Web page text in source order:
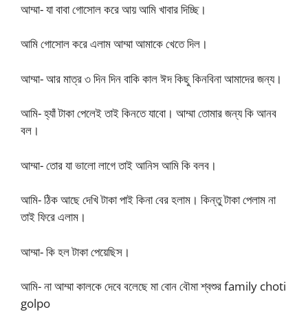
আম্মা- যা বাবা গোসোল করে আয় আমি খাবার দিচ্ছি।
আমি গোসোল করে এলাম আম্মা আমাকে খেতে দিল।
আম্মা- আর মাত্র ৩ দিন দিন বাকি কাল ঈদ কিছু কিনবিনা আমাদের জন্য।
আমি- হ্যাঁ টাকা পেলেই তাই কিনতে যাবো। আম্মা তোমার জন্য কি আনব
বল।
আম্মা- তোর যা ভালো লাগে তাই আনিস আমি কি বলব।
আমি- ঠিক আছে দেখি টাকা পাই কিনা বের হলাম। কিন্তু টাকা পেলাম না
তাই ফিরে এলাম।
আম্মা- কি হল টাকা পেয়েছিস।
আমি- না আম্মা কালকে দেবে বলেছে মা বোন বৌমা শ্বশুর family choti
golpo